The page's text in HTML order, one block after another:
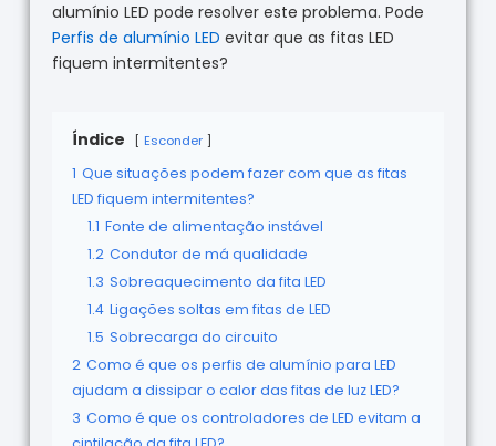
alumínio LED pode resolver este problema. Pode
Perfis de alumínio LED evitar que as fitas LED
fiquem intermitentes?
Índice Esconder
1 Que situações podem fazer com que as fitas
LED fiquem intermitentes?
1.1 Fonte de alimentação instável
1.2 Condutor de má qualidade
1.3 Sobreaquecimento da fita LED
1.4 Ligações soltas em fitas de LED
1.5 Sobrecarga do circuito
2 Como é que os perfis de alumínio para LED
ajudam a dissipar o calor das fitas de luz LED?
3 Como é que os controladores de LED evitam a